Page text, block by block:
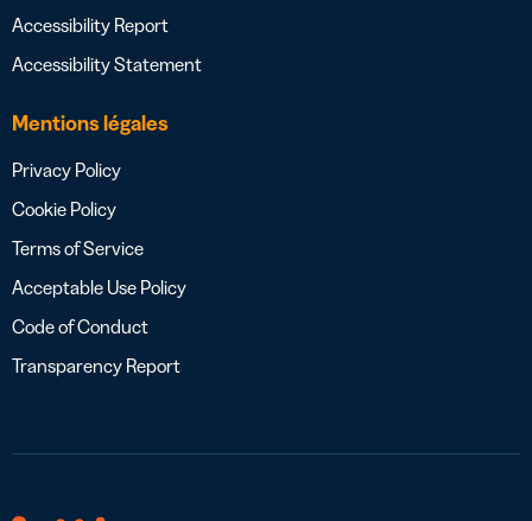
Accessibility Report
Accessibility Statement
Mentions légales
Privacy Policy
Cookie Policy
Terms of Service
Acceptable Use Policy
Code of Conduct
Transparency Report